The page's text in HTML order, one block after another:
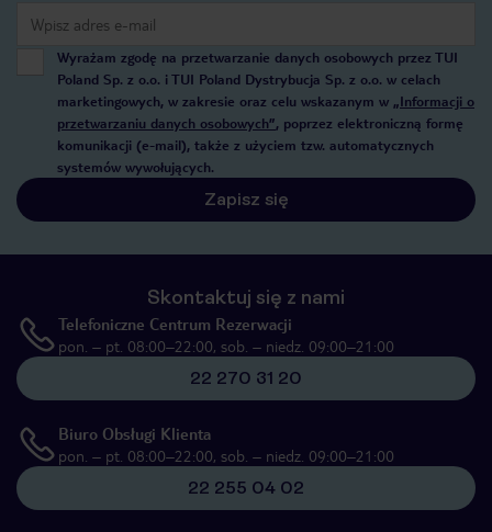
Wyrażam zgodę na przetwarzanie danych osobowych przez TUI
Poland Sp. z o.o. i TUI Poland Dystrybucja Sp. z o.o. w celach
marketingowych, w zakresie oraz celu wskazanym w „Informacji o
przetwarzaniu danych osobowych”, poprzez elektroniczną formę
komunikacji (e-mail), także z użyciem tzw. automatycznych
systemów wywołujących.
Zapisz się
Skontaktuj się z nami
Telefoniczne Centrum Rezerwacji
pon. – pt. 08:00–22:00, sob. – niedz. 09:00–21:00
22 270 31 20
Biuro Obsługi Klienta
pon. – pt. 08:00–22:00, sob. – niedz. 09:00–21:00
22 255 04 02